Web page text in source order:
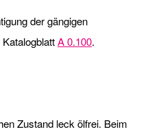
der gängigen
A 0.100.
Zustand leck ölfrei. Beim